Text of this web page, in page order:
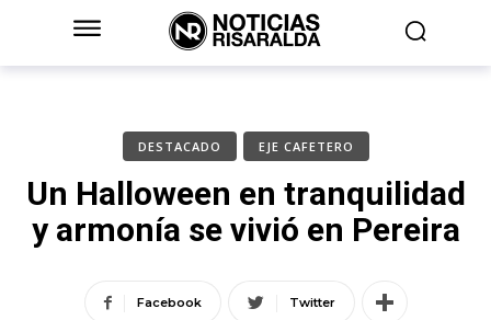
DESTACADO EJE CAFETERO
Un Halloween en tranquilidad
y armonía se vivió en Pereira
Facebook Twitter